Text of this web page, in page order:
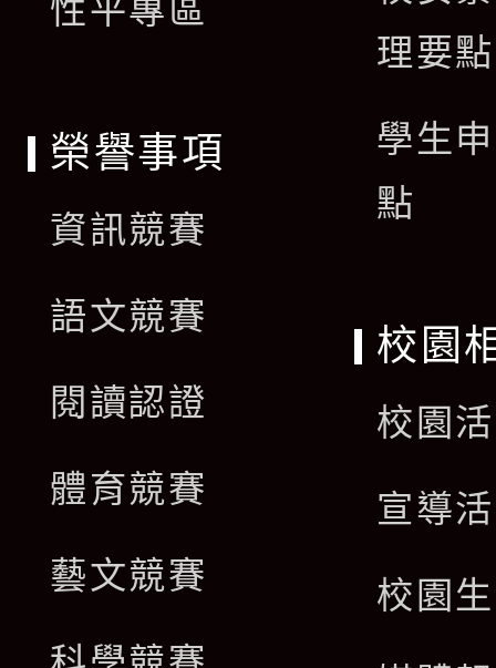
性平專區
理要點
學生
點
榮譽事項
資訊競賽
語文競賽
閱讀認證
體育競賽
藝文競賽
校園
校園
宣導
校園